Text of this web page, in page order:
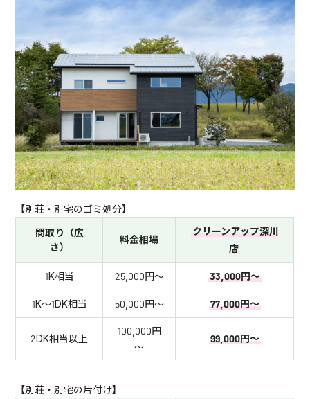
【別荘・別宅のゴミ処分】
間取り（広
さ）
料金相場
クリーンアップ深川
店
1K相当 25,000円～ 33,000円～
1K～1DK相当 50,000円～ 77,000円～
2DK相当以上
100,000円
～
99,000円～
【別荘・別宅の片付け】